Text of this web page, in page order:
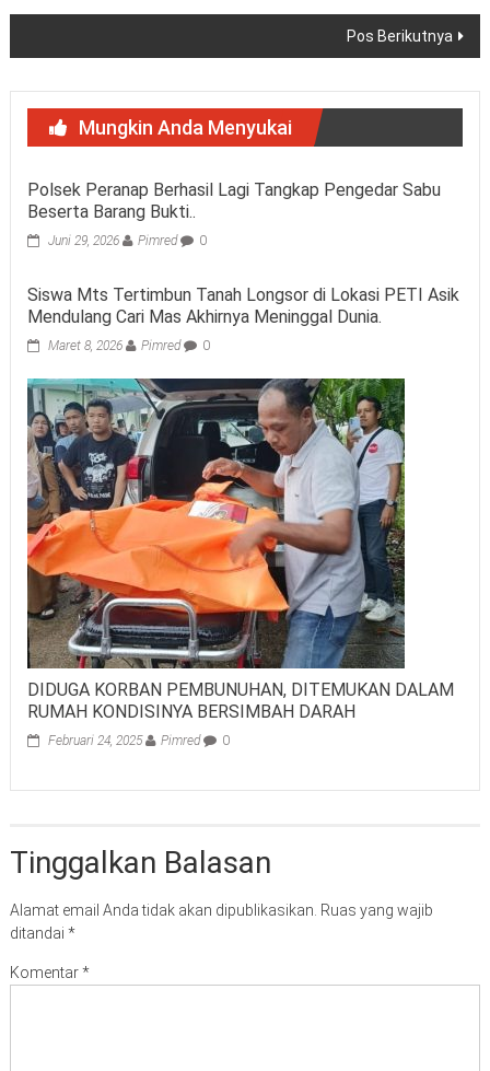
Pos Berikutnya
Mungkin Anda Menyukai
Polsek Peranap Berhasil Lagi Tangkap Pengedar Sabu
Beserta Barang Bukti..
Juni 29, 2026 Pimred 0
Siswa Mts Tertimbun Tanah Longsor di Lokasi PETI Asik
Mendulang Cari Mas Akhirnya Meninggal Dunia.
Maret 8, 2026 Pimred 0
DIDUGA KORBAN PEMBUNUHAN, DITEMUKAN DALAM
RUMAH KONDISINYA BERSIMBAH DARAH
Februari 24, 2025 Pimred 0
Tinggalkan Balasan
Alamat email Anda tidak akan dipublikasikan. Ruas yang wajib
ditandai *
Komentar*